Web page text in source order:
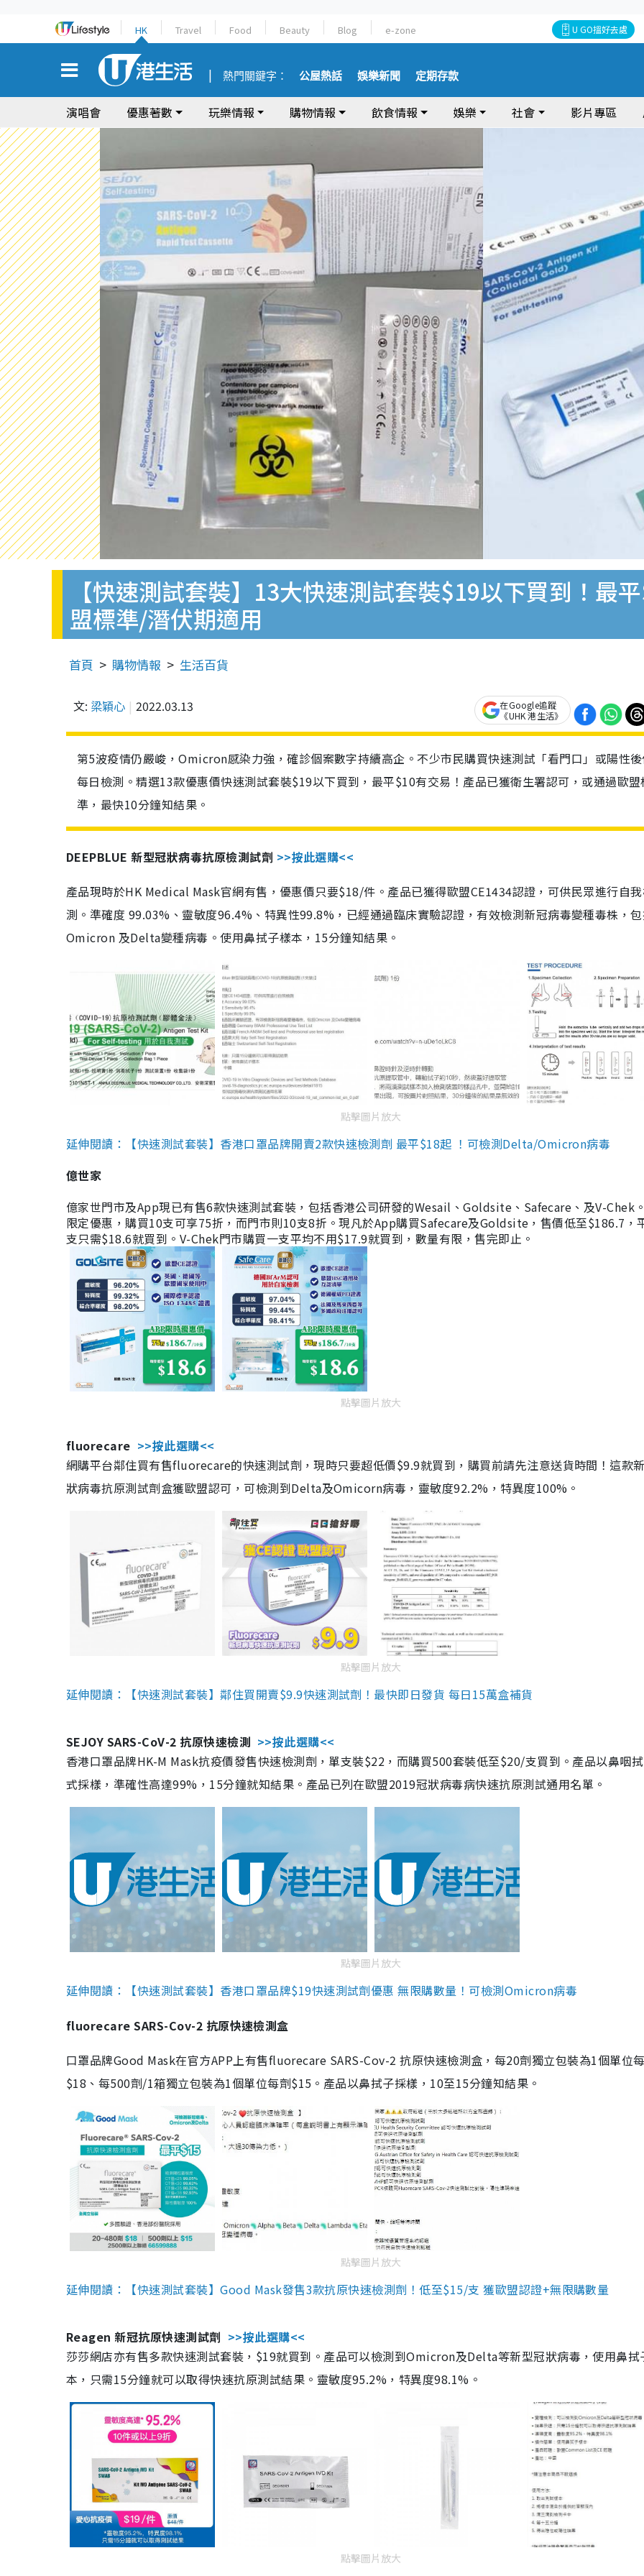
HK Travel Food Beauty Blog e-zone U GO搵好去處
熱門關鍵字： 公屋熱話 娛樂新聞 定期存款
演唱會 優惠著數 玩樂情報 購物情報 飲食情報 娛樂 社會 影片專區
【快速測試套裝】13大快速測試套裝$19以下買到！最
盟標準/潛伏期適用
首頁 購物情報 生活百貨
文: 梁穎心 2022.03.13
在Google追蹤
《UHK 港生活》
第5波疫情仍嚴峻，Omicron感染力強，確診個案數字持續高企。不少市民購買快速測試「看門口」或陽性
每日檢測。精選13款優惠價快速測試套裝$19以下買到，最平$10有交易！產品已獲衛生署認可，或通過歐盟
準，最快10分鐘知結果。
DEEPBLUE 新型冠狀病毒抗原檢測試劑 >>按此選購<<
產品現時於HK Medical Mask官網有售，優惠價只要$18/件。產品已獲得歐盟CE1434認證，可供民眾進行自
測。準確度 99.03%、靈敏度96.4%、特異性99.8%，已經通過臨床實驗認證，有效檢測新冠病毒變種毒株，
Omicron 及Delta變種病毒。使用鼻拭子樣本，15分鐘知結果。
點擊圖片放大
延伸閱讀：【快速測試套裝】香港口罩品牌開賣2款快速檢測劑 最平$18起 ！可檢測Delta/Omicron病毒
億世家
億家世門市及App現已有售6款快速測試套裝，包括香港公司研發的Wesail、Goldsite、Safecare、及V-Chek
限定優惠，購買10支可享75折，而門市則10支8折。現凡於App購買Safecare及Goldsite，售價低至$186.7，
支只需$18.6就買到。V-Chek門市購買一支平均不用$17.9就買到，數量有限，售完即止。
點擊圖片放大
fluorecare >>按此選購<<
網購平台鄰住買有售fluorecare的快速測試劑，現時只要超低價$9.9就買到，購買前請先注意送貨時間！這款
狀病毒抗原測試劑盒獲歐盟認可，可檢測到Delta及Omicorn病毒，靈敏度92.2%，特異度100%。
點擊圖片放大
延伸閱讀：【快速測試套裝】鄰住買開賣$9.9快速測試劑！最快即日發貨 每日15萬盒補貨
SEJOY SARS-CoV-2 抗原快速檢測 >>按此選購<<
香港口罩品牌HK-M Mask抗疫價發售快速檢測劑，單支裝$22，而購買500套裝低至$20/支買到。產品以鼻咽
式採樣，準確性高達99%，15分鐘就知結果。產品已列在歐盟2019冠狀病毒病快速抗原測試通用名單。
點擊圖片放大
延伸閱讀：【快速測試套裝】香港口罩品牌$19快速測試劑優惠 無限購數量！可檢測Omicron病毒
fluorecare SARS-Cov-2 抗原快速檢測盒
口罩品牌Good Mask在官方APP上有售fluorecare SARS-Cov-2 抗原快速檢測盒，每20劑獨立包裝為1個單位
$18、每500劑/1箱獨立包裝為1個單位每劑$15。產品以鼻拭子採樣，10至15分鐘知結果。
點擊圖片放大
延伸閱讀：【快速測試套裝】Good Mask發售3款抗原快速檢測劑！低至$15/支 獲歐盟認證+無限購數量
Reagen 新冠抗原快速測試劑 >>按此選購<<
莎莎網店亦有售多款快速測試套裝，$19就買到。產品可以檢測到Omicron及Delta等新型冠狀病毒，使用鼻拭
本，只需15分鐘就可以取得快速抗原測試結果。靈敏度95.2%，特異度98.1%。
點擊圖片放大